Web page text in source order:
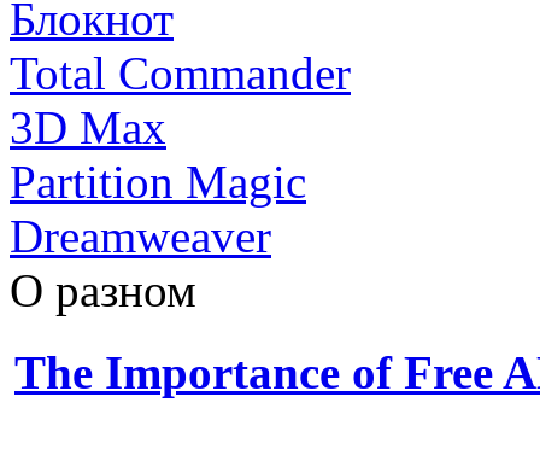
Блокнот
Total Commander
3D Max
Partition Magic
Dreamweaver
О разном
The Importance of Free